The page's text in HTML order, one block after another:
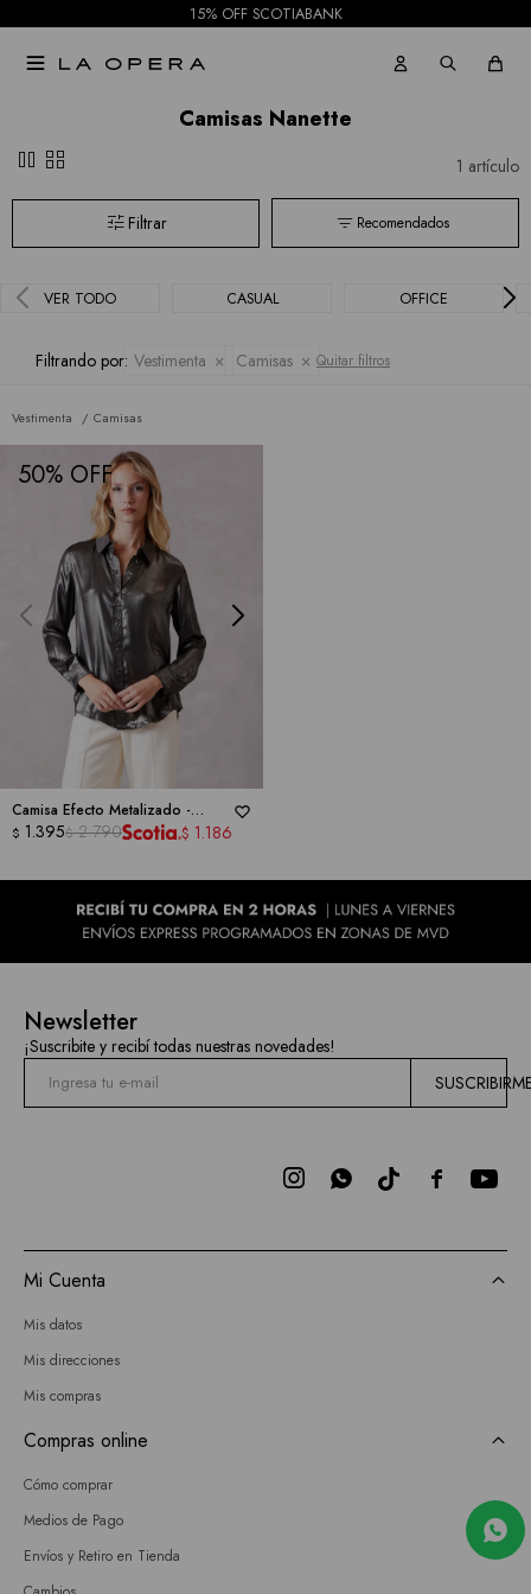
15% OFF SCOTIABANK

Camisas Nanette
pause grid_view 1 artículo
Recomendados
VER TODO CASUAL OFFICE
Filtrando por: Vestimenta Camisas Quitar filtros
Vestimenta Camisas
50
Camisa Efecto Metalizado -
NANETTE
$ 1.395$ 2.790 $ 1.186
Newsletter
¡Suscribite y recibí todas nuestras novedades!

 
Mi Cuenta
Mis datos
Mis direcciones
Mis compras
Compras online
Cómo comprar
Medios de Pago
Envíos y Retiro en Tienda
Mallas
Rose
Air
Elan
BCBGMAXAZRIA
Bebe
marcas